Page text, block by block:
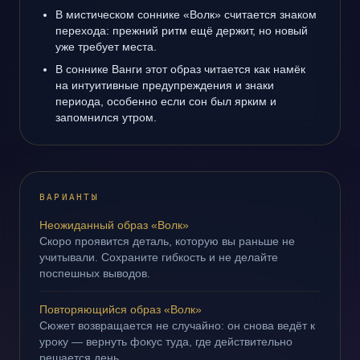
В мистическом соннике «Волк» считается знаком
перехода: прежний ритм ещё держит, но новый
уже требует места.
В соннике Ванги этот образ читается как намёк
на интуитивные предупреждения и знаки
периода, особенно если сон был ярким и
запомнился утром.
ВАРИАНТЫ
Неожиданный образ «Волк»
Скоро проявится деталь, которую вы раньше не
учитывали. Сохраните гибкость и не делайте
поспешных выводов.
Повторяющийся образ «Волк»
Сюжет возвращается не случайно: он снова ведёт к
уроку — вернуть фокус туда, где действительно